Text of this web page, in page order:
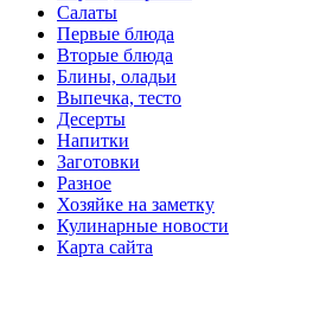
Салаты
Первые блюда
Вторые блюда
Блины, оладьи
Выпечка, тесто
Десерты
Напитки
Заготовки
Разное
Хозяйке на заметку
Кулинарные новости
Карта сайта